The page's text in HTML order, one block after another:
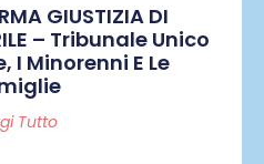
GIUSTIZIA DI
– Tribunale Unico
I Minorenni E Le
Tutto